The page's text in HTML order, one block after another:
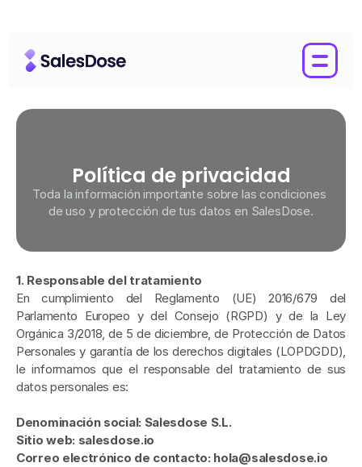
Aviso Legal
Política de privacidad
Toda la información importante sobre las condiciones
de uso y protección de tus datos en SalesDose.
1. Responsable del tratamiento
En cumplimiento del Reglamento (UE) 2016/679 del
Parlamento Europeo y del Consejo (RGPD) y de la Ley
Orgánica 3/2018, de 5 de diciembre, de Protección de Datos
Personales y garantía de los derechos digitales (LOPDGDD),
le informamos que el responsable del tratamiento de sus
datos personales es:
Denominación social: Salesdose S.L.
Sitio web: salesdose.io
Correo electrónico de contacto: hola@salesdose.io